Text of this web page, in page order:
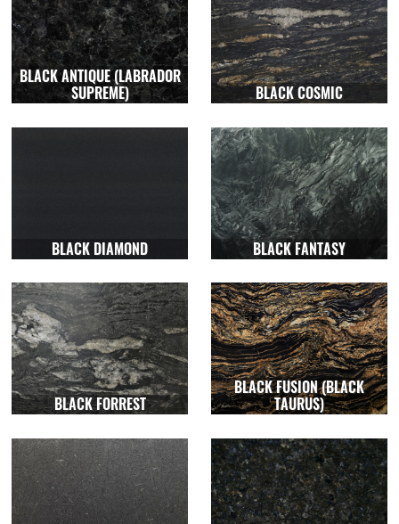
BLACK ANTIQUE (LABRADOR
SUPREME) BLACK COSMIC
BLACK DIAMOND BLACK FANTASY
BLACK FORREST
BLACK FUSION (BLACK
TAURUS)